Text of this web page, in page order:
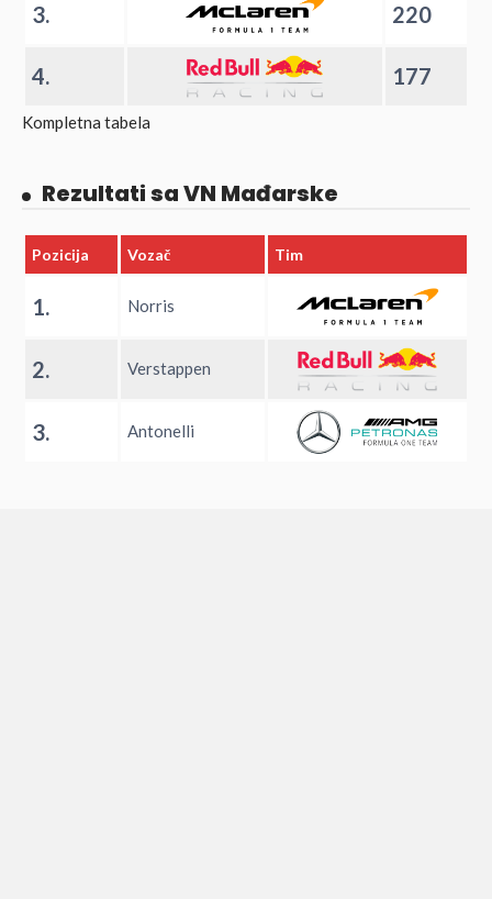
3. 220
4. 177
Kompletna tabela
Rezultati sa VN Mađarske
Pozicija Vozač Tim
1. Norris
2. Verstappen
3. Antonelli